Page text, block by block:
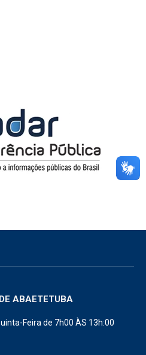
ABAETETUBA
Feira de 7h00 ÀS 13h:00